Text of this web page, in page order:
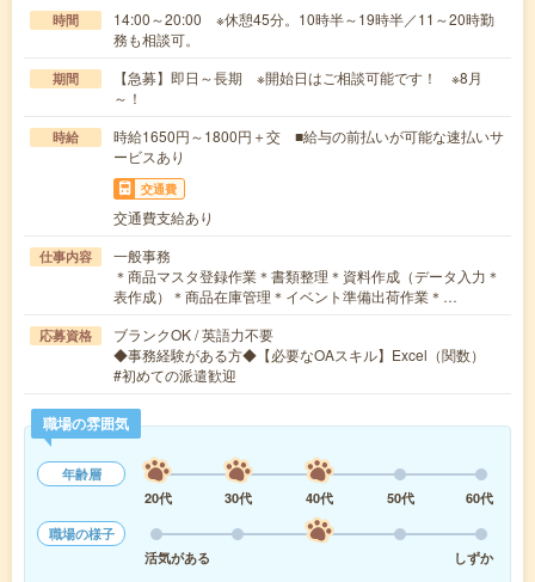
時間
14:00～20:00 ※休憩45分。10時半～19時半／11～20時勤
務も相談可。
期間
【急募】即日～長期 ※開始日はご相談可能です！ ※8月
～！
時給
時給1650円～1800円＋交 ■給与の前払いが可能な速払いサ
ービスあり
交通費
交通費支給あり
仕事内容
一般事務
＊商品マスタ登録作業＊書類整理＊資料作成（データ入力＊
表作成）＊商品在庫管理＊イベント準備出荷作業＊…
応募資格
ブランクOK / 英語力不要
◆事務経験がある方◆【必要なOAスキル】Excel（関数）
#初めての派遣歓迎
職場の雰囲気
年齢層
20代
30代 40代 50代
60代
職場の様子
活気がある
しずか